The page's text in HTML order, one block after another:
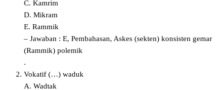
C. Kamrim
D. Mikram
E. Rammik
– Jawaban : E, Pembahasan, Askes (sekten) konsisten gemar
(Rammik) polemik
.
Vokatif (…) waduk
A. Wadtak